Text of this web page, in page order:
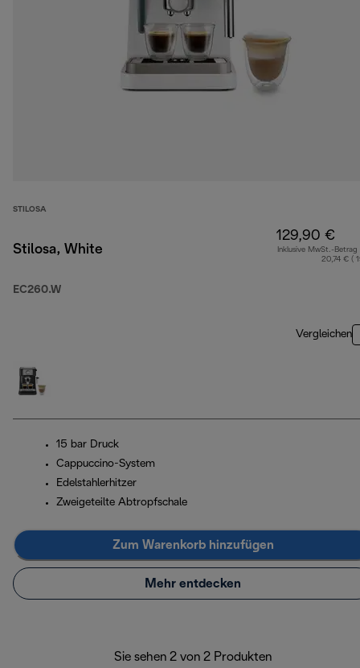
STILOSA
Stilosa, White
EC260.W
129,90 €
Inklusive MwSt.-Betrag
20,74 € (
Vergleichen
15 bar Druck
Cappuccino-System
Edelstahlerhitzer
Zweigeteilte Abtropfschale
Zum Warenkorb hinzufügen
Mehr entdecken
Sie sehen 2 von 2 Produkten